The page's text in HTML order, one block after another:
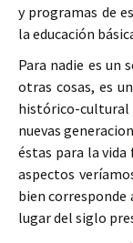
y programas de
la educación
Para nadie es un
otras cosas, es
histórico-
nuevas
éstas para la vida
aspectos
bien corresponde
lugar del siglo